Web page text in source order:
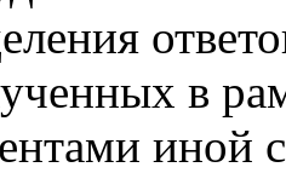
в
иной